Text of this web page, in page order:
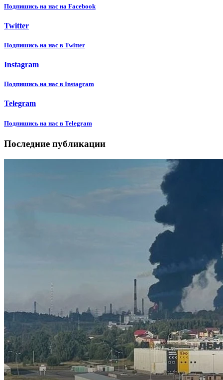
Подпишиcь на нас на Facebook
Twitter
Подпишиcь на нас в Twitter
Instagram
Подпишиcь на нас в Instagram
Telegram
Подпишиcь на нас в Telegram
Последние публикации